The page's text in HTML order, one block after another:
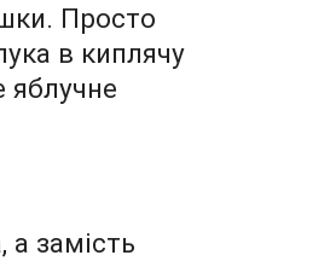
Просто
в киплячу
яблучне
а замість